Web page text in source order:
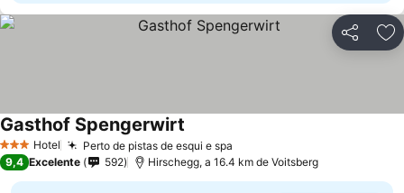
Partilhar
3 EstrelasHotel Perto de pistas de esqui e spa
Gasthof Spengerwirt
9,4 Excelente 592 Hirschegg, a 16.4 km de Voitsberg